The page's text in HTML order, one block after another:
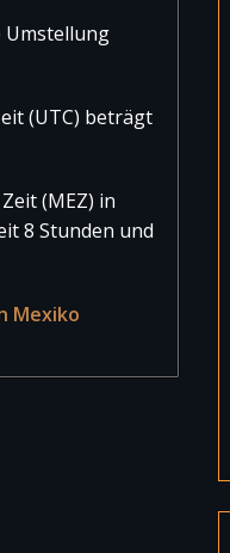
Umstellung
(UTC) beträgt
(MEZ) in
8 Stunden und
Mexiko